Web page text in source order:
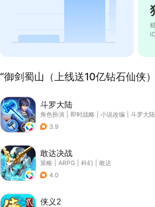
“御剑蜀山（上线送10亿钻石仙侠
斗罗大陆
角色扮演 即时战略 小说改编
斗罗大陆
3.9
敢达决战
策略 ARPG 科幻
敢达
4.0
侠义2